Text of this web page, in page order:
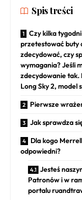
Spis treści
Czy kilka
przetestować buty
zdecydować, czy
wymagania? Jeśli
zdecydowanie
Long Sky 2, model
Pierwsze
Jak sprawdza
Dla kogo
odpowiedni?
Jesteś
Patronów i w
portalu